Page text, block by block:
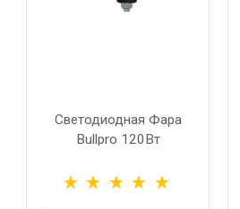
Светодиодная Фара
Bullpro 120Вт